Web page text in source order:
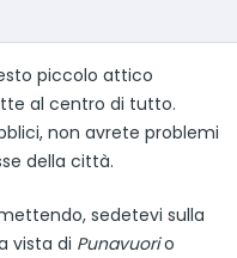
piccolo attico
al centro di tutto.
non avrete problemi
della città.
sedetevi sulla
vista di Punavuorio